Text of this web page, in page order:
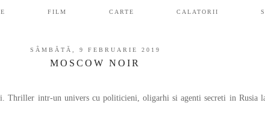
FILM CARTE CALATORII
SÂMBĂTĂ, 9 FEBRUARIE 2019
MOSCOW NOIR
intr-un univers cu politicieni, oligarhi si agenti secreti in Rusia